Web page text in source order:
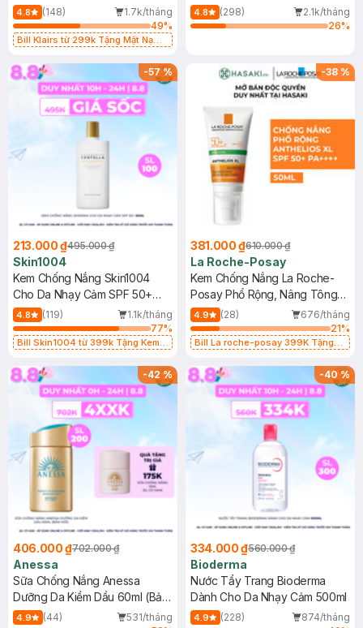
4.8 (148)
1.7k/tháng
49%
Bill Klairs từ 299k Tặng Mặt Nạ
25ml (SL Có Hạn)
400ml
4.8 (298)
2.1k/tháng
26%
-57%
213.000 ₫495.000 ₫
Skin1004
Kem Chống Nắng Skin1004
Cho Da Nhạy Cảm SPF 50+
50ml
4.8 (119)
1.1k/tháng
77%
Bill Skin1004 từ 399k Tặng Kem
SPF 50+ 20ml (SL Có Hạn)
-38 %
381.000 ₫610.000 ₫
La Roche-Posay
Kem Chống Nắng La Roche-
Posay Phổ Rộng, Nâng Tông
Kiềm Dầu 50ml
4.9 (28)
676/tháng
21%
Bill La roche-posay 399K Tặng
(SL có hạn)
-42%
406.000 ₫702.000 ₫
Anessa
Sữa Chống Nắng Anessa
Dưỡng Da Kiềm Dầu 60ml (Bản
Mới)
4.9 (44)
531/tháng
-40%
334.000 ₫560.000 ₫
Bioderma
Nước Tẩy Trang Bioderma
Dành Cho Da Nhạy Cảm 500ml
4.9 (228)
874/tháng